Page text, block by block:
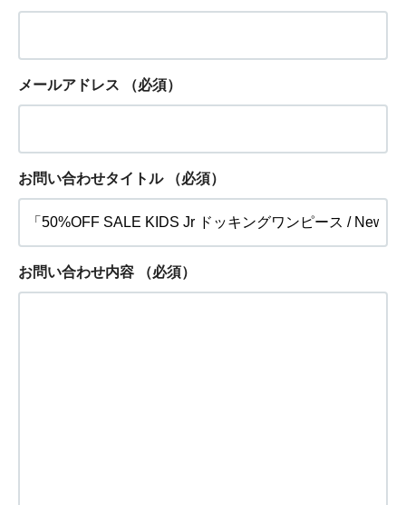
メールアドレス （必須）
お問い合わせタイトル （必須）
お問い合わせ内容 （必須）